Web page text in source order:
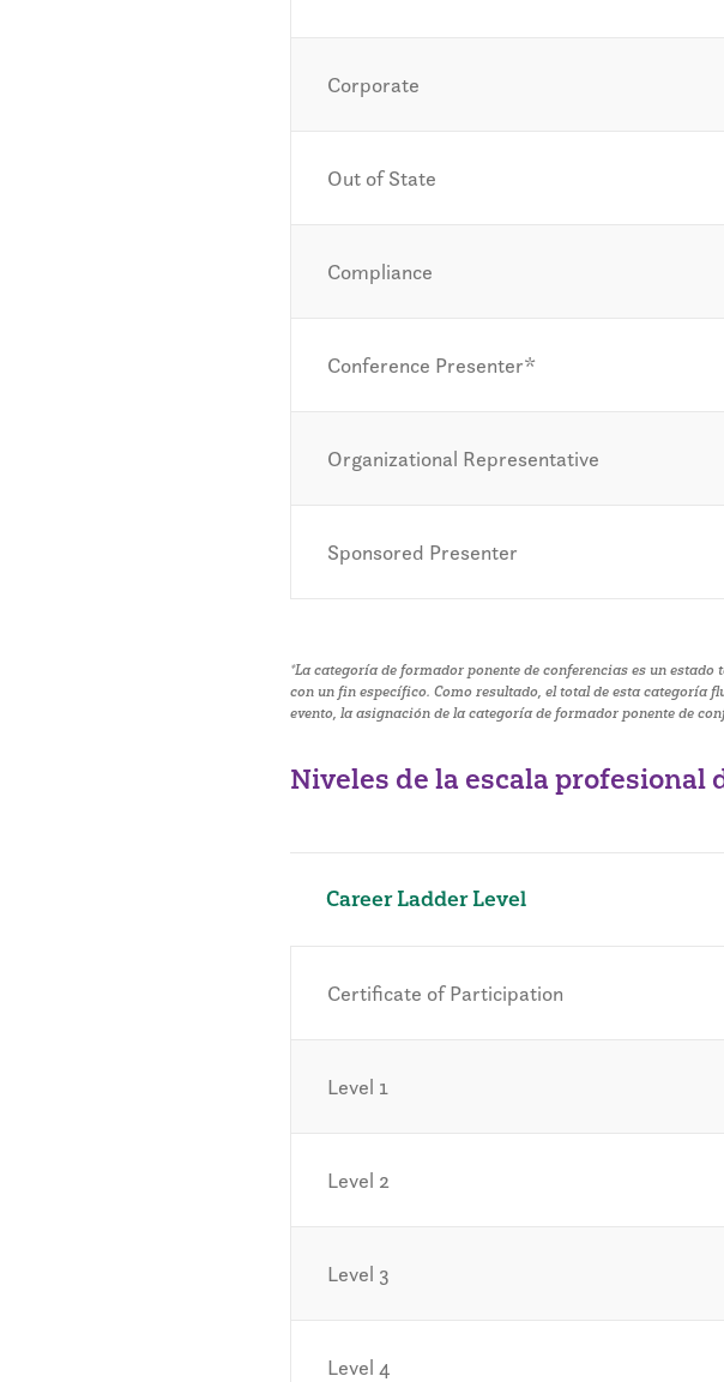
Corporate
Out of State
Compliance
Conference Presenter*
Organizational Representative
Sponsored Presenter
*La categoría de formador ponente de conferencias es un
con un fin específico. Como resultado, el total de esta categoría
evento, la asignación de la categoría de formador ponente de
Niveles de la escala profesional
Career Ladder Level
Certificate of Participation
Level 1
Level 2
Level 3
Level 4